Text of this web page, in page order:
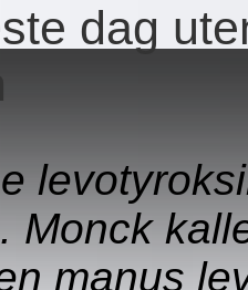
dag
Monck
manus